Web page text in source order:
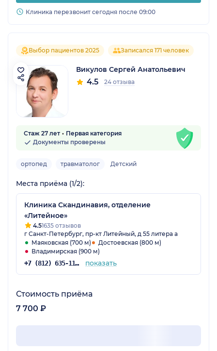
Клиника перезвонит сегодня после 09:00
Выбор пациентов 2025 Записался 171 человек
Викулов Сергей Анатольевич
4.5 24 отзыва
Стаж 27 лет
Первая категория
Документы проверены
ортопед травматолог Детский
Места приёма (1/2):
Клиника Скандинавия, отделение
«Литейное»
4.51635 отзывов
г Санкт-Петербург, пр-кт Литейный, д 55 литера а
Маяковская (700 м)
Достоевская (800 м)
Владимирская (900 м)
+7 (812) 635-11-79 показать
Стоимость приёма
7 700 ₽